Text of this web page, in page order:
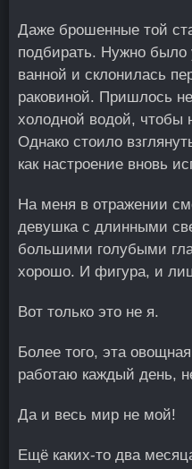
Даже брошенные той
подбирать. Нужно было
ванной и склонилась
раковиной. Пришлось
холодной водой, чтобы
Однако стоило
как настроение вновь
На меня в отражении
девушка с длинными
большими голубыми
хорошо. И фигура, и
Вот только это не я.
Более того, эта
работаю каждый день,
Да и весь мир не мой!
Ещё каких-то два